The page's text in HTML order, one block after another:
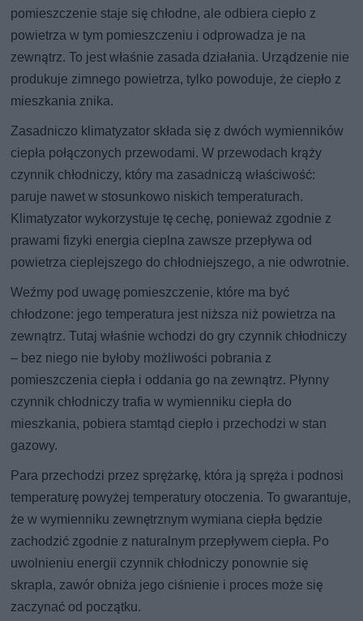
pomieszczenie staje się chłodne, ale odbiera ciepło z
powietrza w tym pomieszczeniu i odprowadza je na
zewnątrz. To jest właśnie zasada działania. Urządzenie nie
produkuje zimnego powietrza, tylko powoduje, że ciepło z
mieszkania znika.
Zasadniczo klimatyzator składa się z dwóch wymienników
ciepła połączonych przewodami. W przewodach krąży
czynnik chłodniczy, który ma zasadniczą właściwość:
paruje nawet w stosunkowo niskich temperaturach.
Klimatyzator wykorzystuje tę cechę, ponieważ zgodnie z
prawami fizyki energia cieplna zawsze przepływa od
powietrza cieplejszego do chłodniejszego, a nie odwrotnie.
Weźmy pod uwagę pomieszczenie, które ma być
chłodzone: jego temperatura jest niższa niż powietrza na
zewnątrz. Tutaj właśnie wchodzi do gry czynnik chłodniczy
– bez niego nie byłoby możliwości pobrania z
pomieszczenia ciepła i oddania go na zewnątrz. Płynny
czynnik chłodniczy trafia w wymienniku ciepła do
mieszkania, pobiera stamtąd ciepło i przechodzi w stan
gazowy.
Para przechodzi przez sprężarkę, która ją spręża i podnosi
temperaturę powyżej temperatury otoczenia. To gwarantuje,
że w wymienniku zewnętrznym wymiana ciepła będzie
zachodzić zgodnie z naturalnym przepływem ciepła. Po
uwolnieniu energii czynnik chłodniczy ponownie się
skrapla, zawór obniża jego ciśnienie i proces może się
zaczynać od początku.